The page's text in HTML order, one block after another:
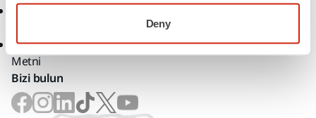
Deny
Kamera Kaydı Aydınlatma
İletişim Formu Aydınlatma
Metni
Bizi bulun